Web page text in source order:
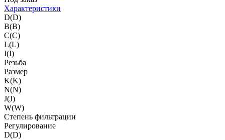
Характеристики
D(D)
B(B)
C(C)
L(L)
I(I)
Резьба
Размер
K(K)
N(N)
J(J)
W(W)
Степень фильтрации
Регулирование
D(D)